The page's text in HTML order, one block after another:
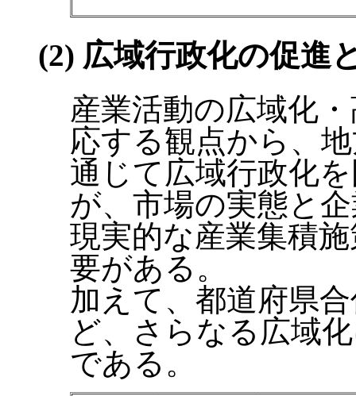
(2) 広域行政化の促進
産業活動の広域化
応する観点から、
通じて広域行政化
が、市場の実態と
現実的な産業集積
要がある。
加えて、都道府県
ど、さらなる広域
である。